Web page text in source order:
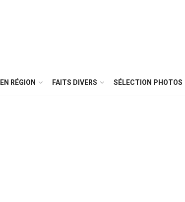
EN RÉGION FAITS DIVERS SÉLECTION PHOTOS